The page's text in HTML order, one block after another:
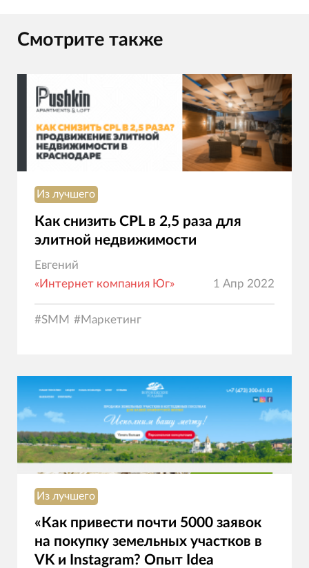
Смотрите также
Из лучшего
Как снизить CPL в 2,5 раза для
элитной недвижимости
Евгений
«Интернет компания Юг»
1 Апр 2022
#SMM #Маркетинг
Из лучшего
«Как привести почти 5000 заявок
на покупку земельных участков в
VK и Instagram? Опыт Idea